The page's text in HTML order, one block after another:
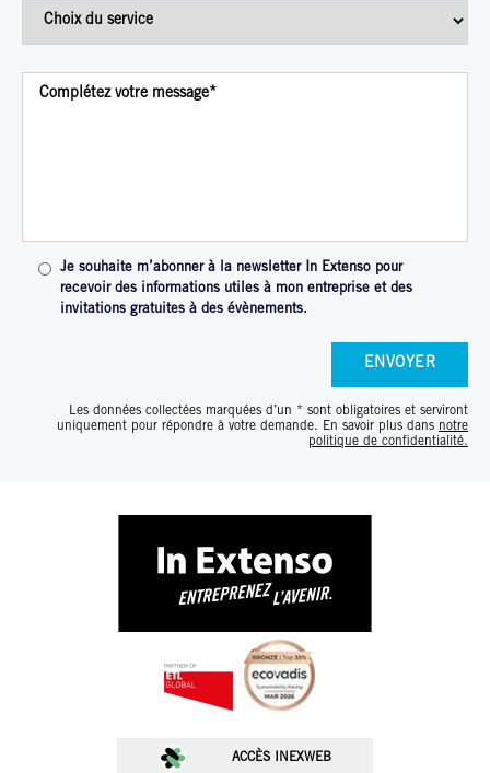
Je souhaite m’abonner à la newsletter In Extenso pour
recevoir des informations utiles à mon entreprise et des
invitations gratuites à des évènements.
Les données collectées marquées d’un * sont obligatoires et serviront
uniquement pour répondre à votre demande. En savoir plus dans notre
politique de confidentialité.
ACCÈS INEXWEB